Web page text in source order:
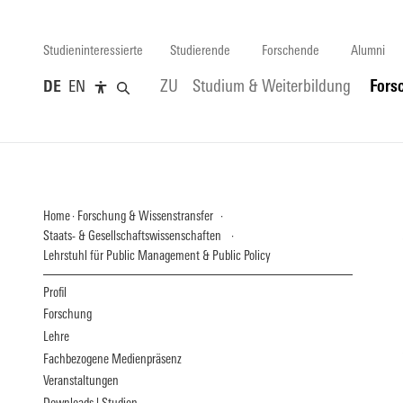
Studieninteressierte Studierende Forschende Alumni
DE EN ZU Studium & Weiterbildung
Home Forschung & Wissenstransfer
Staats- & Gesellschaftswissenschaften
Lehrstuhl für Public Management & Public Policy
Profil
Forschung
Lehre
Fachbezogene Medienpräsenz
Veranstaltungen